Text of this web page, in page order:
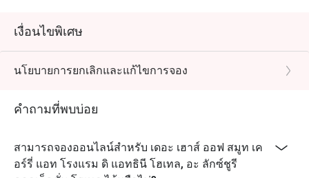
เงื่อนไขพิเศษ
นโยบายการยกเลิกและแก้ไขการจอง
คำถามที่พบบ่อย
สามารถจองออนไลน์สำหรับ เดอะ เฮาส์ ออฟ สมูท เค
อร์รี่ แอท โรงแรม ดิ แอทธินี โฮเทล, อะ ลักซ์ชูรี